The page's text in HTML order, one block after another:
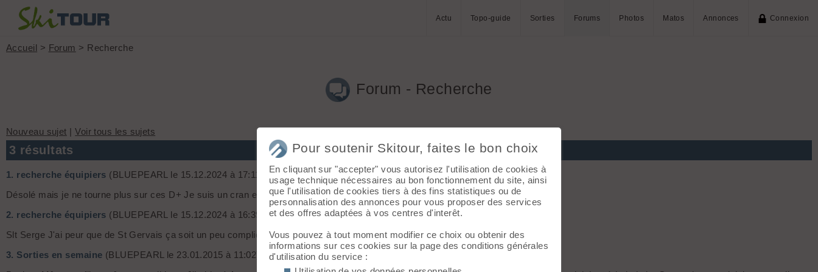
Actu Topo-guide Sorties Forums Photos Matos Annonces Connexion
Accueil > Forum > Recherche
Forum - Recherche
Nouveau sujet |Voir tous les sujets
3 résultats
1. recherche équipiers (BLUEPEARL le 15.12.2024 à 17:11)
Désolé mais je ne tourne plus sur ces D+ Je suis un cran en dessous
2. recherche équipiers (BLUEPEARL le 15.12.2024 à 16:39)
Slt Serge J'ai peur que de St Gervais ça soit un peu compliqué pour envisager une saison.
3. Sorties en semaine (BLUEPEARL le 23.01.2015 à 11:02)
Pour soutenir Skitour, faites le bon choix
En cliquant sur "accepter" vous autorisez l'utilisation de cookies à
usage technique nécessaires au bon fonctionnement du site, ainsi
que l'utilisation de cookies tiers à des fins statistiques ou de
personnalisation des annonces pour vous proposer des services
et des offres adaptées à vos centres d'interêt.
Vous pouvez à tout moment modifier ce choix ou obtenir des
informations sur ces cookies sur la page des conditions générales
d'utilisation du service :